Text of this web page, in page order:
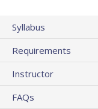
Syllabus
Requirements
Instructor
FAQs